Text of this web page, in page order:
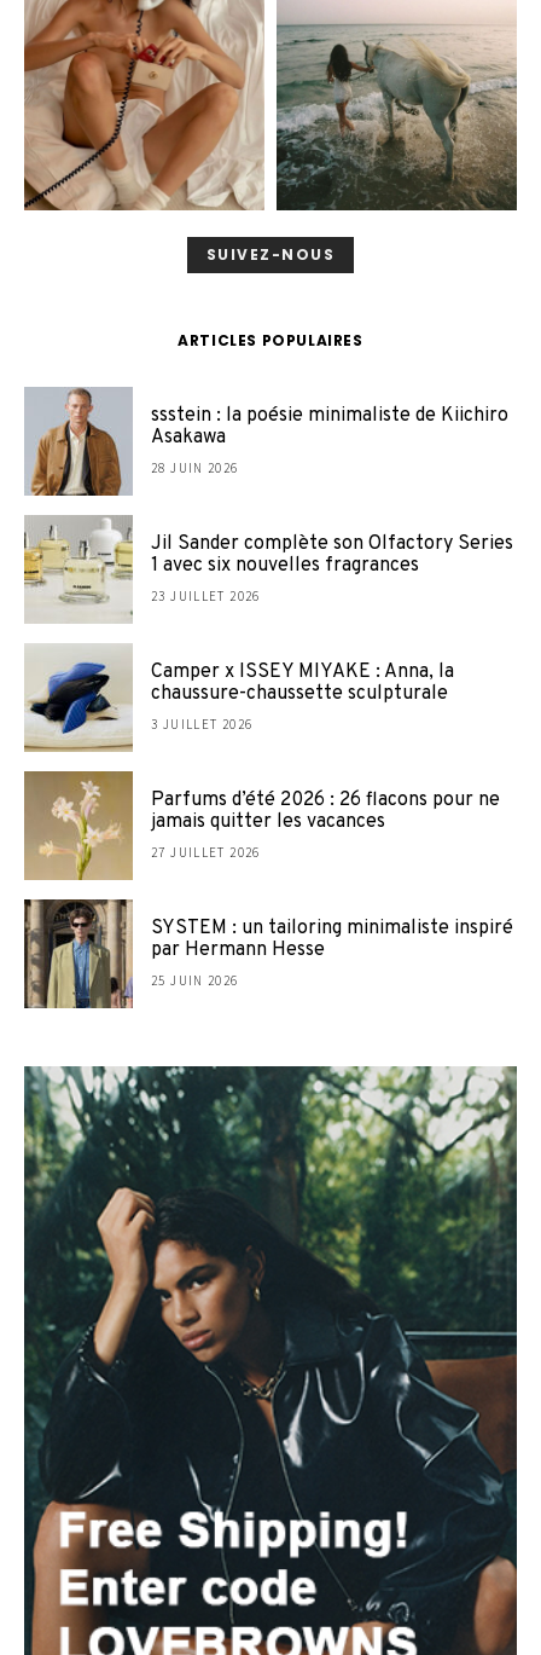
SUIVEZ-NOUS
ARTICLES POPULAIRES
ssstein : la poésie minimaliste de Kiichiro
Asakawa
28 JUIN 2026
Jil Sander complète son Olfactory Series
1 avec six nouvelles fragrances
23 JUILLET 2026
Camper x ISSEY MIYAKE : Anna, la
chaussure-chaussette sculpturale
3 JUILLET 2026
Parfums d’été 2026 : 26 flacons pour ne
jamais quitter les vacances
27 JUILLET 2026
SYSTEM : un tailoring minimaliste inspiré
par Hermann Hesse
25 JUIN 2026